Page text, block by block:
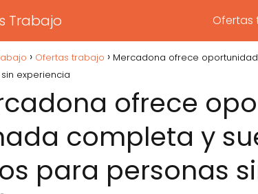
Trabajo Ofertas
Ofertas trabajo
Mercadona ofrece
experiencia
ofrece
completa y
para personas